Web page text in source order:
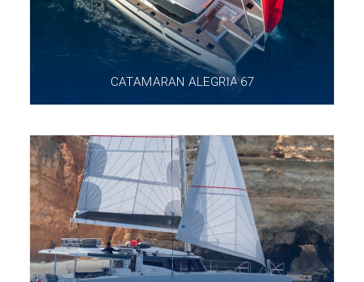
CATAMARAN ALEGRIA 67